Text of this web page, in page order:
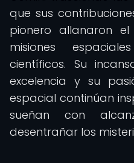
que sus
pionero allanaron
misiones
científicos. Su
excelencia y su
espacial continúan
sueñan con
desentrañar los